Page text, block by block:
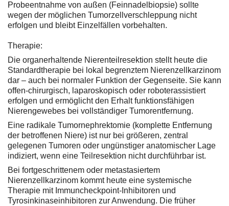
Probeentnahme von außen (Feinnadelbiopsie) sollte
wegen der möglichen Tumorzellverschleppung nicht
erfolgen und bleibt Einzelfällen vorbehalten.
Therapie:
Die organerhaltende Nierenteilresektion stellt heute die
Standardtherapie bei lokal begrenztem Nierenzellkarzinom
dar – auch bei normaler Funktion der Gegenseite. Sie kann
offen-chirurgisch, laparoskopisch oder roboterassistiert
erfolgen und ermöglicht den Erhalt funktionsfähigen
Nierengewebes bei vollständiger Tumorentfernung.
Eine radikale Tumornephrektomie (komplette Entfernung
der betroffenen Niere) ist nur bei größeren, zentral
gelegenen Tumoren oder ungünstiger anatomischer Lage
indiziert, wenn eine Teilresektion nicht durchführbar ist.
Bei fortgeschrittenem oder metastasiertem
Nierenzellkarzinom kommt heute eine systemische
Therapie mit Immuncheckpoint-Inhibitoren und
Tyrosinkinaseinhibitoren zur Anwendung. Die früher